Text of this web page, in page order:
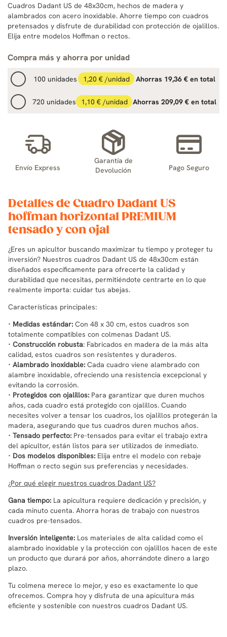
Compra más y ahorra por unidad
100 unidades 1,20 € /unidad Ahorras 19,36 € en total
720 unidades 1,10 € /unidad Ahorras 209,09 € en total
Cuadros Dadant US de 48x30cm, hechos de madera y
alambrados con acero inoxidable. Ahorre tiempo con cuadros
pretensados y disfrute de durabilidad con protección de ojalillos.
Elija entre modelos Hoffman o rectos.
Envío Express
Garantía de
Devolución
Pago Seguro
Detalles de Cuadro Dadant US
hoffman horizontal PREMIUM
tensado y con ojal
¿Eres un apicultor buscando maximizar tu tiempo y proteger tu
inversión? Nuestros cuadros Dadant US de 48x30cm están
diseñados específicamente para ofrecerte la calidad y
durabilidad que necesitas, permitiéndote centrarte en lo que
realmente importa: cuidar tus abejas.
Características principales:
· Medidas estándar: Con 48 x 30 cm, estos cuadros son
totalmente compatibles con colmenas Dadant US.
· Construcción robusta: Fabricados en madera de la más alta
calidad, estos cuadros son resistentes y duraderos.
· Alambrado inoxidable: Cada cuadro viene alambrado con
alambre inoxidable, ofreciendo una resistencia excepcional y
evitando la corrosión.
· Protegidos con ojalillos: Para garantizar que duren muchos
años, cada cuadro está protegido con ojalillos. Cuando
necesites volver a tensar los cuadros, los ojalillos protegerán la
madera, asegurando que tus cuadros duren muchos años.
· Tensado perfecto: Pre-tensados para evitar el trabajo extra
del apicultor, están listos para ser utilizados de inmediato.
· Dos modelos disponibles: Elija entre el modelo con rebaje
Hoffman o recto según sus preferencias y necesidades.
¿Por qué elegir nuestros cuadros Dadant US?
Gana tiempo: La apicultura requiere dedicación y precisión, y
cada minuto cuenta. Ahorra horas de trabajo con nuestros
cuadros pre-tensados.
Inversión inteligente: Los materiales de alta calidad como el
alambrado inoxidable y la protección con ojalillos hacen de este
un producto que durará por años, ahorrándote dinero a largo
plazo.
Tu colmena merece lo mejor, y eso es exactamente lo que
ofrecemos. Compra hoy y disfruta de una apicultura más
eficiente y sostenible con nuestros cuadros Dadant US.